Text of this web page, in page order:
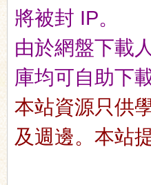
將被封 IP。
由於網盤下載
庫均可自助下載
本站資源只供
及週邊。本站